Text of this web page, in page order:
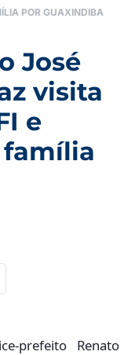
POR GUAXINDIBA
José
visita
e
família
prefeito Renato